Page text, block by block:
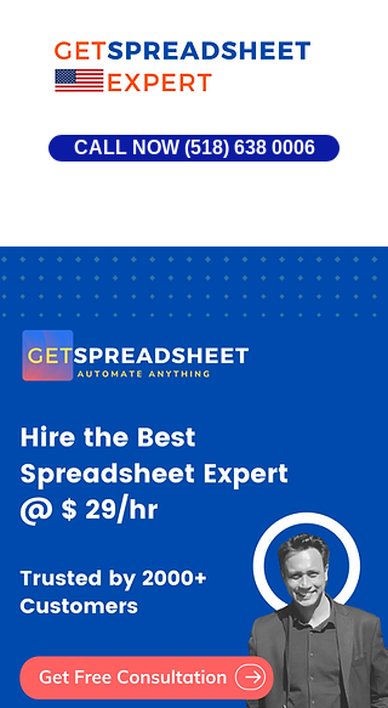
CALL NOW (518) 638 0006